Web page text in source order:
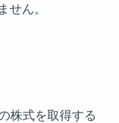
せん。
株式を取得する